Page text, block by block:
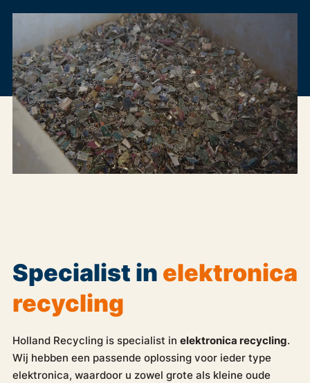
Specialist inelektronica
recycling
Holland Recycling is specialist in elektronica recycling.
Wij hebben een passende oplossing voor ieder type
elektronica, waardoor u zowel grote als kleine oude